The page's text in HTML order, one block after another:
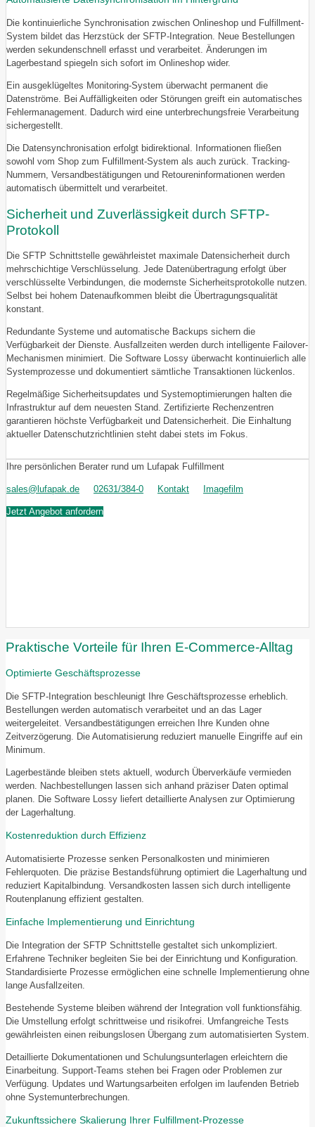
Die kontinuierliche Synchronisation zwischen Onlineshop und Fulfillment-
System bildet das Herzstück der SFTP-Integration. Neue Bestellungen
werden sekundenschnell erfasst und verarbeitet. Änderungen im
Lagerbestand spiegeln sich sofort im Onlineshop wider.
Ein ausgeklügeltes Monitoring-System überwacht permanent die
Datenströme. Bei Auffälligkeiten oder Störungen greift ein automatisches
Fehlermanagement. Dadurch wird eine unterbrechungsfreie Verarbeitung
sichergestellt.
Die Datensynchronisation erfolgt bidirektional. Informationen fließen
sowohl vom Shop zum Fulfillment-System als auch zurück. Tracking-
Nummern, Versandbestätigungen und Retoureninformationen werden
automatisch übermittelt und verarbeitet.
Sicherheit und Zuverlässigkeit durch SFTP-
Protokoll
Die SFTP Schnittstelle gewährleistet maximale Datensicherheit durch
mehrschichtige Verschlüsselung. Jede Datenübertragung erfolgt über
verschlüsselte Verbindungen, die modernste Sicherheitsprotokolle nutzen.
Selbst bei hohem Datenaufkommen bleibt die Übertragungsqualität
konstant.
Redundante Systeme und automatische Backups sichern die
Verfügbarkeit der Dienste. Ausfallzeiten werden durch intelligente Failover-
Mechanismen minimiert. Die Software Lossy überwacht kontinuierlich alle
Systemprozesse und dokumentiert sämtliche Transaktionen lückenlos.
Regelmäßige Sicherheitsupdates und Systemoptimierungen halten die
Infrastruktur auf dem neuesten Stand. Zertifizierte Rechenzentren
garantieren höchste Verfügbarkeit und Datensicherheit. Die Einhaltung
aktueller Datenschutzrichtlinien steht dabei stets im Fokus.
Ihre persönlichen Berater rund um Lufapak Fulfillment
sales@lufapak.de 02631/384-0 Kontakt Imagefilm
Jetzt Angebot anfordern
Praktische Vorteile für Ihren E-Commerce-Alltag
Optimierte Geschäftsprozesse
Die SFTP-Integration beschleunigt Ihre Geschäftsprozesse erheblich.
Bestellungen werden automatisch verarbeitet und an das Lager
weitergeleitet. Versandbestätigungen erreichen Ihre Kunden ohne
Zeitverzögerung. Die Automatisierung reduziert manuelle Eingriffe auf ein
Minimum.
Lagerbestände bleiben stets aktuell, wodurch Überverkäufe vermieden
werden. Nachbestellungen lassen sich anhand präziser Daten optimal
planen. Die Software Lossy liefert detaillierte Analysen zur Optimierung
der Lagerhaltung.
Kostenreduktion durch Effizienz
Automatisierte Prozesse senken Personalkosten und minimieren
Fehlerquoten. Die präzise Bestandsführung optimiert die Lagerhaltung und
reduziert Kapitalbindung. Versandkosten lassen sich durch intelligente
Routenplanung effizient gestalten.
Einfache Implementierung und Einrichtung
Die Integration der SFTP Schnittstelle gestaltet sich unkompliziert.
Erfahrene Techniker begleiten Sie bei der Einrichtung und Konfiguration.
Standardisierte Prozesse ermöglichen eine schnelle Implementierung ohne
lange Ausfallzeiten.
Bestehende Systeme bleiben während der Integration voll funktionsfähig.
Die Umstellung erfolgt schrittweise und risikofrei. Umfangreiche Tests
gewährleisten einen reibungslosen Übergang zum automatisierten System.
Detaillierte Dokumentationen und Schulungsunterlagen erleichtern die
Einarbeitung. Support-Teams stehen bei Fragen oder Problemen zur
Verfügung. Updates und Wartungsarbeiten erfolgen im laufenden Betrieb
ohne Systemunterbrechungen.
Zukunftssichere Skalierung Ihrer Fulfillment-Prozesse